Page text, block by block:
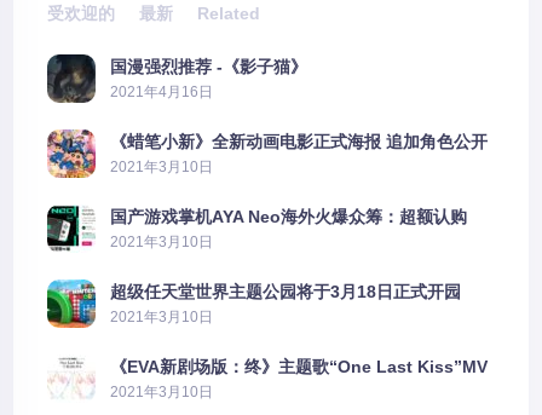
受欢迎的 最新 Related
国漫强烈推荐 -《影子猫》
2021年4月16日
《蜡笔小新》全新动画电影正式海报 追加角色公开
2021年3月10日
国产游戏掌机AYA Neo海外火爆众筹：超额认购
2606%
2021年3月10日
超级任天堂世界主题公园将于3月18日正式开园
2021年3月10日
《EVA新剧场版：终》主题歌“One Last Kiss”MV
公布
2021年3月10日